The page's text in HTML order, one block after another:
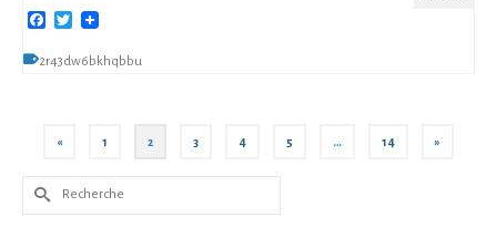
Facebook
Twitter
2r43dw6bkhqbbu
« 1 2 3 4 5 … 14 »
Rechercher :